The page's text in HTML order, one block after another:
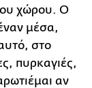
χώρου. Ο
μέσα,
στο
πυρκαγιές,
αν